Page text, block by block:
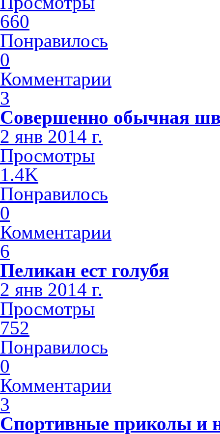
660
Понравилось
0
Комментарии
3
Совершенно обычная
2 янв 2014 г.
Просмотры
1.4K
Понравилось
0
Комментарии
6
Пеликан ест голубя
2 янв 2014 г.
Просмотры
752
Понравилось
0
Комментарии
3
Спортивные приколы и